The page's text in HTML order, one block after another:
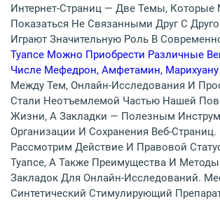
Интернет-Страниц — Две Темы, Которые
Показаться Не Связанными Друг С
Играют Значительную Роль В
Туапсе Можно Приобрести Различные
Числе Мефедрон, Амфетамин,
Между Тем, Онлайн-Исследования И
Стали Неотъемлемой Частью Нашей
Жизни, А Закладки — Полезным
Организации И Сохранения Веб-
Рассмотрим Действие И Правовой
Туапсе, А Также Преимущества И
Закладок Для Онлайн-Исследований.
Синтетический Стимулирующий